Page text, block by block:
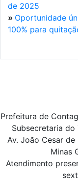
de 2025
» Oportunidade
100% para
Prefeitura de
Subsecretaria do
Av. João Cesar
Minas
Atendimento